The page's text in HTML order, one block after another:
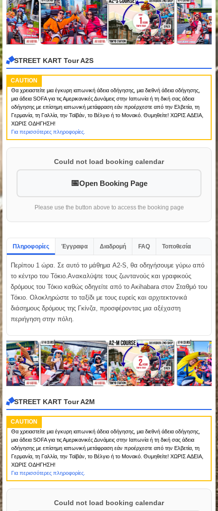
STREET KART Tour A2S
CAUTION
Θα χρειαστείτε μια έγκυρη ιαπωνική άδεια οδήγησης, μια διεθνή άδεια οδήγησης,
μια άδεια SOFA για τις Αμερικανικές Δυνάμεις στην Ιαπωνία ή τη δική σας άδεια
οδήγησης με επίσημη ιαπωνική μετάφραση εάν προέρχεστε από την Ελβετία, τη
Γερμανία, τη Γαλλία, την Ταϊβάν, το Βέλγιο ή το Μονακό. Θυμηθείτε! ΧΩΡΙΣ ΑΔΕΙΑ,
ΧΩΡΙΣ ΟΔΗΓΗΣΗ!
Για περισσότερες πληροφορίες.
Could not load booking calendar
Open Booking Page
Please use the button above to access the booking page
Πληροφορίες Έγγραφα Διαδρομή FAQ Τοποθεσία
Περίπου 1 ώρα. Σε αυτό το μάθημα A2-S, θα οδηγήσουμε γύρω από
το κέντρο του Τόκιο.Ανακαλύψτε τους ζωντανούς και γραφικούς
δρόμους του Τόκιο καθώς οδηγείτε από το Ακihabara στον Σταθμό του
Τόκιο. Ολοκληρώστε το ταξίδι με τους ευρείς και αρχιτεκτονικά
διάσημους δρόμους της Γκίνζα, προσφέροντας μια αξέχαστη
περιήγηση στην πόλη.
STREET KART Tour A2M
CAUTION
Θα χρειαστείτε μια έγκυρη ιαπωνική άδεια οδήγησης, μια διεθνή άδεια οδήγησης,
μια άδεια SOFA για τις Αμερικανικές Δυνάμεις στην Ιαπωνία ή τη δική σας άδεια
οδήγησης με επίσημη ιαπωνική μετάφραση εάν προέρχεστε από την Ελβετία, τη
Γερμανία, τη Γαλλία, την Ταϊβάν, το Βέλγιο ή το Μονακό. Θυμηθείτε! ΧΩΡΙΣ ΑΔΕΙΑ,
ΧΩΡΙΣ ΟΔΗΓΗΣΗ!
Για περισσότερες πληροφορίες.
Could not load booking calendar